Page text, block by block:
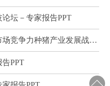
坛－专家报告PPT
对标国际育种培育具有国际市场竞争力种猪产业发展战略研讨会－专家报告PPT
PPT